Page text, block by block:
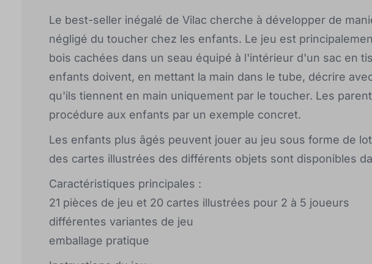
Le best-seller inégalé de Vilac cherche à développer de
négligé du toucher chez les enfants. Le jeu est
bois cachées dans un seau équipé à l'intérieur d'un sac en
enfants doivent, en mettant la main dans le tube, décrire
qu'ils tiennent en main uniquement par le toucher. Les
procédure aux enfants par un exemple concret.
Les enfants plus âgés peuvent jouer au jeu sous forme de
des cartes illustrées des différents objets sont disponibles
Caractéristiques principales :
21 pièces de jeu et 20 cartes illustrées pour 2 à 5 joueurs
différentes variantes de jeu
emballage pratique